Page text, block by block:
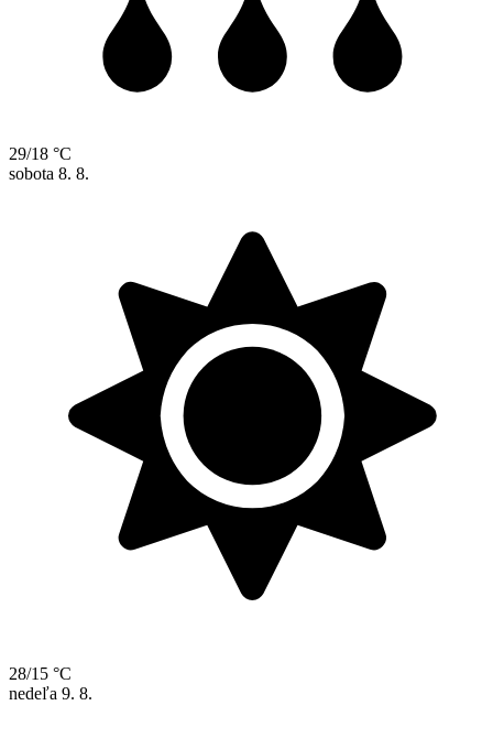
29/18 °C
sobota 8. 8.
28/15 °C
nedeľa 9. 8.